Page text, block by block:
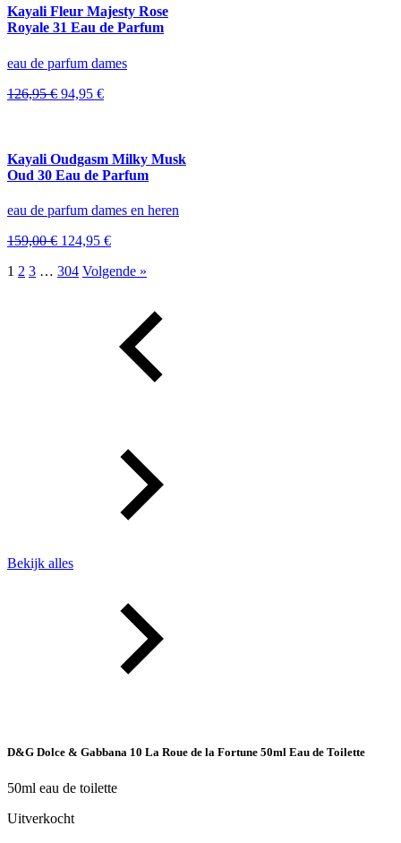
Kayali Fleur Majesty Rose
Royale 31 Eau de Parfum
eau de parfum dames
126,95€ Oorspronkelijke
94,95 €Huidige
Kayali Oudgasm Milky Musk
Oud 30 Eau de Parfum
eau de parfum dames en heren
159,00€ Oorspronkelijke
was:
124,95 €Huidige
is:
1 2 3 … 304 Volgende »
Bekijk alles
D&G Dolce & Gabbana 10 La Roue de la Fortune 50ml Eau de Toilette
50ml eau de toilette
Uitverkocht